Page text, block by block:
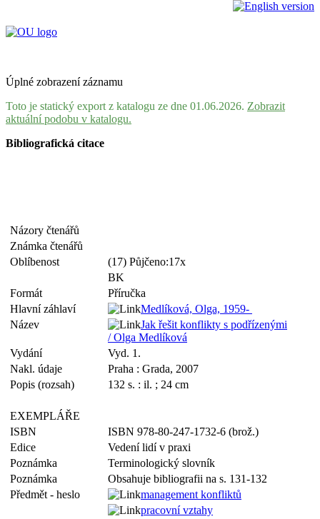
Úplné zobrazení záznamu
Toto je statický export z katalogu ze dne 01.06.2026. Zobrazit
aktuální podobu v katalogu.
Bibliografická citace
Názory čtenářů
Známka čtenářů
Oblíbenost
(17) Půjčeno:17x
BK
Formát
Příručka
Hlavní záhlaví
Medlíková, Olga, 1959-
Název
Jak řešit konflikty s podřízenými
/ Olga Medlíková
Vydání
Vyd. 1.
Nakl. údaje
Praha : Grada, 2007
Popis (rozsah)
132 s. : il. ; 24 cm
EXEMPLÁŘE
ISBN
ISBN 978-80-247-1732-6 (brož.)
Edice
Vedení lidí v praxi
Poznámka
Terminologický slovník
Poznámka
Obsahuje bibliografii na s. 131-132
Předmět - heslo
management konfliktů
pracovní vztahy